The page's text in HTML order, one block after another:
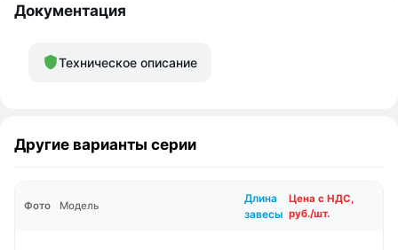
Документация
Техническое описание
Другие варианты серии
Фото Модель
Длина
завесы
Цена с НДС,
руб./шт.